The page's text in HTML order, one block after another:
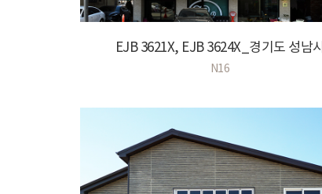
EJB 3621X, EJB 3624X_경기도 성남시
N16